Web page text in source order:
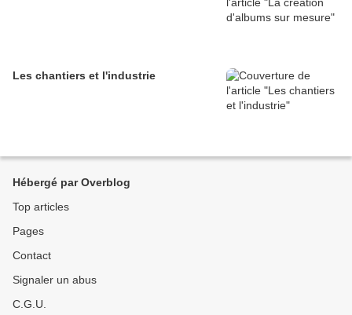
Les chantiers et l'industrie
Hébergé par Overblog
Top articles
Pages
Contact
Signaler un abus
C.G.U.